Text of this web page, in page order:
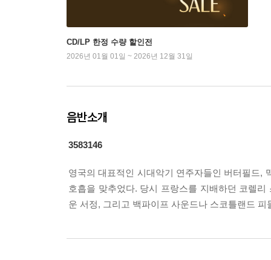
CD/LP 한정 수량 할인전
2026년 01월 01일 ~ 2026년 12월 31일
음반소개
3583146
영국의 대표적인 시대악기 연주자들인 버터필드,
호흡을 맞추었다. 당시 프랑스를 지배하던 코렐
운 서정, 그리고 백파이프 사운드나 스코틀랜드